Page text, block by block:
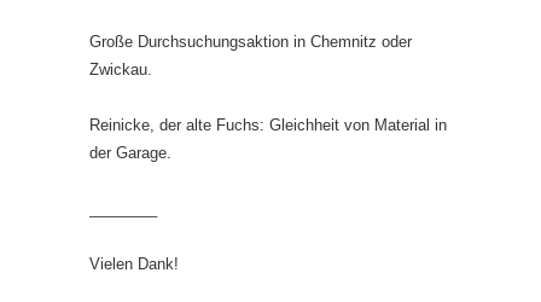
Große Durchsuchungsaktion in Chemnitz oder
Zwickau.
Reinicke, der alte Fuchs: Gleichheit von Material in
der Garage.
Vielen Dank!